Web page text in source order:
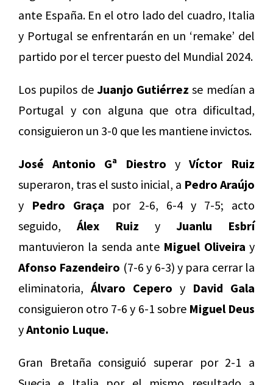
ante España. En el otro lado del cuadro, Italia
y Portugal se enfrentarán en un ‘remake’ del
partido por el tercer puesto del Mundial 2024.
Los pupilos de Juanjo Gutiérrez se medían a
Portugal y con alguna que otra dificultad,
consiguieron un 3-0 que les mantiene invictos.
José Antonio Gª Diestro y Víctor Ruiz
superaron, tras el susto inicial, a Pedro Araújo
y Pedro Graça por 2-6, 6-4 y 7-5; acto
seguido, Álex Ruiz y Juanlu Esbrí
mantuvieron la senda ante Miguel Oliveira y
Afonso Fazendeiro (7-6 y 6-3) y para cerrar la
eliminatoria, Álvaro Cepero y David Gala
consiguieron otro 7-6 y 6-1 sobreMiguel Deus
yAntonio Luque.
Gran Bretaña consiguió superar por 2-1 a